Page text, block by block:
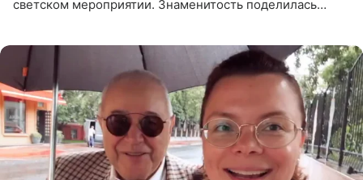
светском мероприятии. Знаменитость поделилась